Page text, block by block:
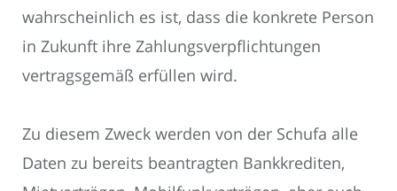
wahrscheinlich es ist, dass die konkrete Person
in Zukunft ihre Zahlungsverpflichtungen
vertragsgemäß erfüllen wird.
Zu diesem Zweck werden von der Schufa alle
Daten zu bereits beantragten Bankkrediten,